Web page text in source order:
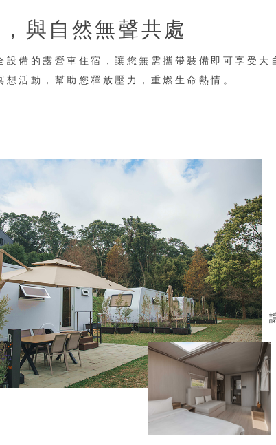
與自然無聲共處
設備的露營車住宿，讓您無需攜帶裝備即可享受大
想活動，幫助您釋放壓力，重燃生命熱情。